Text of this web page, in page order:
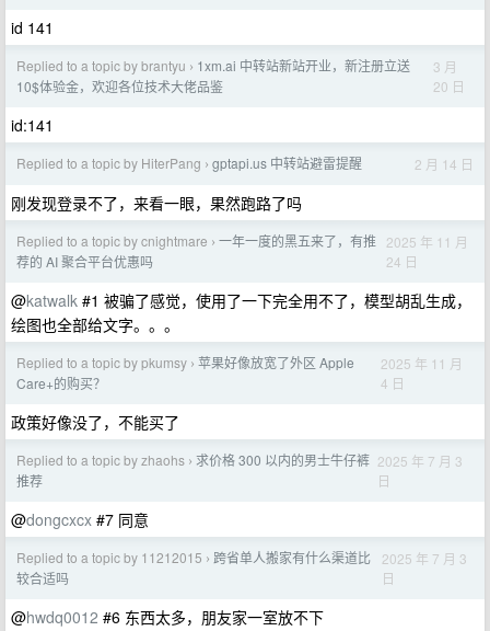
id 141
Replied to a topic by brantyu › 1xm.ai 中转站新站开业，新注册立送
10$体验金，欢迎各位技术大佬品鉴
3 月
20 日
id:141
Replied to a topic by HiterPang › gptapi.us 中转站避雷提醒 2 月 14 日
刚发现登录不了，来看一眼，果然跑路了吗
Replied to a topic by cnightmare › 一年一度的黑五来了，有推
荐的 AI 聚合平台优惠吗
2025 年 11 月
24 日
@katwalk #1 被骗了感觉，使用了一下完全用不了，模型胡乱生成，
绘图也全部给文字。。。
Replied to a topic by pkumsy › 苹果好像放宽了外区 Apple
Care+的购买？
2025 年 11 月
4 日
政策好像没了，不能买了
Replied to a topic by zhaohs › 求价格 300 以内的男士牛仔裤
推荐
2025 年 7 月 3
日
@dongcxcx #7 同意
Replied to a topic by 11212015 › 跨省单人搬家有什么渠道比
较合适吗
2025 年 7 月 3
日
@hwdq0012 #6 东西太多，朋友家一室放不下